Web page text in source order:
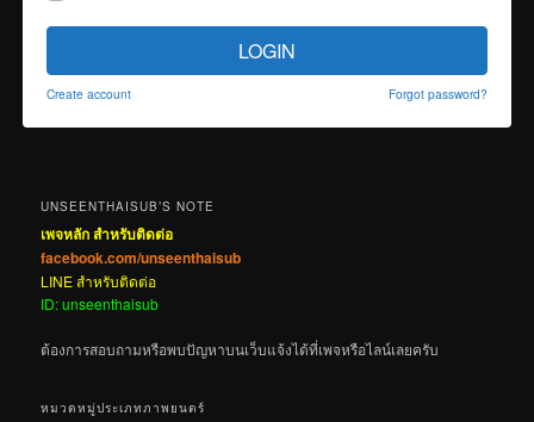
LOGIN
Create account Forgot password?
UNSEENTHAISUB’S NOTE
เพจหลัก สำหรับติดต่อ
facebook.com/unseenthaisub
LINE สำหรับติดต่อ
ID: unseenthaisub
ต้องการสอบถามหรือพบปัญหาบนเว็บแจ้งได้ที่เพจหรือไลน์เลยครับ
หมวดหมู่ประเภทภาพยนตร์